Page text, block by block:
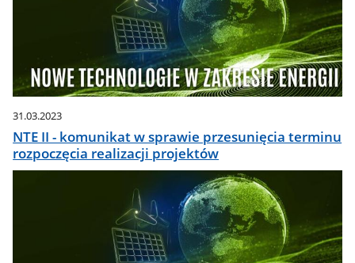
31.03.2023
NTE II - komunikat w sprawie przesunięcia terminu
rozpoczęcia realizacji projektów